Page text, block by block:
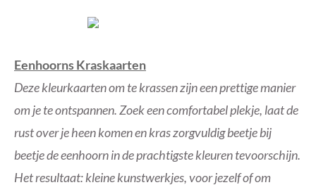
Eenhoorns Kraskaarten
Deze kleurkaarten om te krassen zijn een prettige manier
om je te ontspannen. Zoek een comfortabel plekje, laat de
rust over je heen komen en kras zorgvuldig beetje bij
beetje de eenhoorn in de prachtigste kleuren tevoorschijn.
Het resultaat: kleine kunstwerkjes, voor jezelf of om